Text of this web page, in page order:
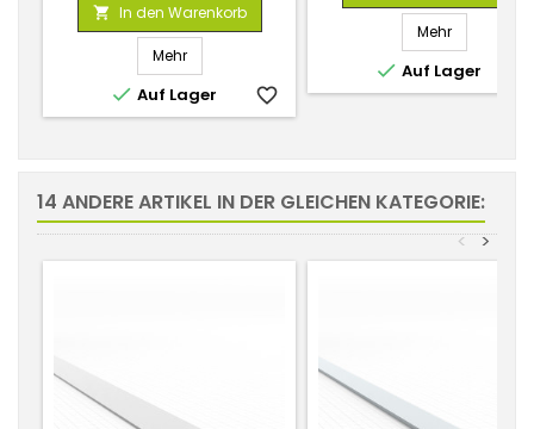
 In den Warenkorb
Mehr
 Auf Lager favorite_border
Mehr
 Auf Lager
14 ANDERE ARTIKEL IN DER GLEICHEN KATEGORIE:
>
<